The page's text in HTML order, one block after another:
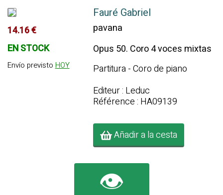
14.16 €
EN STOCK
Envío previsto HOY
Fauré Gabriel
pavana
Opus 50. Coro 4 voces mixtas
Partitura - Coro de piano
Editeur : Leduc
Référence : HA09139
Añadir a la cesta
👁️